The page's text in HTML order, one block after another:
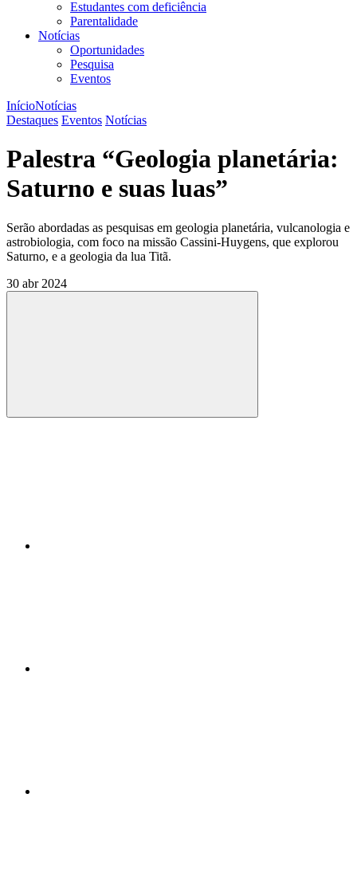
Estudantes com deficiência
Parentalidade
Notícias
Oportunidades
Pesquisa
Eventos
InícioNotícias
Destaques Eventos Notícias
Palestra “Geologia planetária:
Saturno e suas luas”
Serão abordadas as pesquisas em geologia planetária, vulcanologia e
astrobiologia, com foco na missão Cassini-Huygens, que explorou
Saturno, e a geologia da lua Titã.
30 abr 2024
Compartilhar